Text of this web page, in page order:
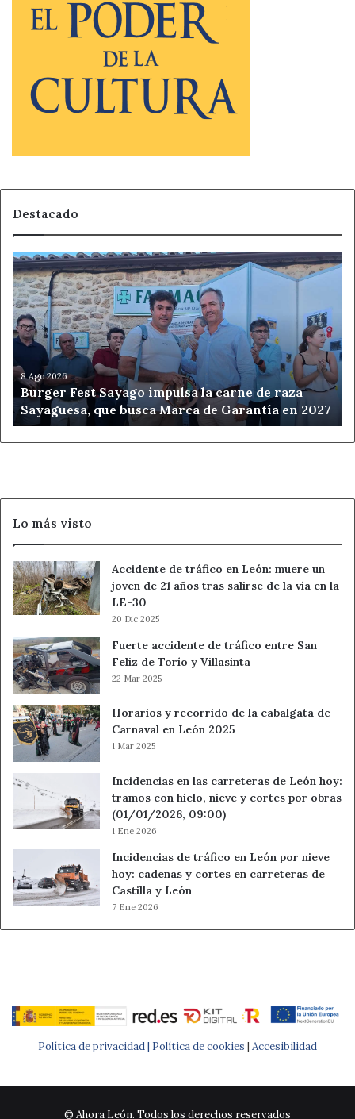
Destacado
Burger
Fest
Sayago
impulsa
la
carne
raza
Sayaguesa,
que
busca
Marca
8 Ago 2026
Burger Fest Sayago impulsa la carne de raza
Sayaguesa, que busca Marca de Garantía en 2027
Lo más visto
Accidente de tráfico en León: muere un
joven de 21 años tras salirse de la vía en la
LE-30
20 Dic 2025
Fuerte accidente de tráfico entre San
Feliz de Torío y Villasinta
22 Mar 2025
Horarios y recorrido de la cabalgata de
Carnaval en León 2025
1 Mar 2025
Incidencias en las carreteras de León hoy:
tramos con hielo, nieve y cortes por obras
(01/01/2026, 09:00)
1 Ene 2026
Incidencias de tráfico en León por nieve
hoy: cadenas y cortes en carreteras de
Castilla y León
7 Ene 2026
Política de privacidad | Política de cookies | Accesibilidad
© Ahora León. Todos los derechos reservados